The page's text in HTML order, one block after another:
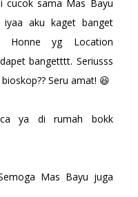
cucok sama Mas Bayu
aku kaget banget
Honne yg Location
bangetttt. Seriusss
Seru amat! 😆
ya di rumah bokk
Mas Bayu juga